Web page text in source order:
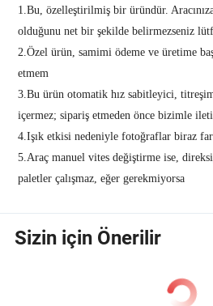
1.Bu, özelleştirilmiş bir üründür.
olduğunu net bir şekilde belirmezseniz
2.Özel ürün, samimi ödeme ve üretime
etmem
3.Bu ürün otomatik hız sabitleyici,
içermez; sipariş etmeden önce bizimle
4.Işık etkisi nedeniyle fotoğraflar biraz
5.Araç manuel vites değiştirme ise,
paletler çalışmaz, eğer gerekmiyorsa
Sizin için Önerilir